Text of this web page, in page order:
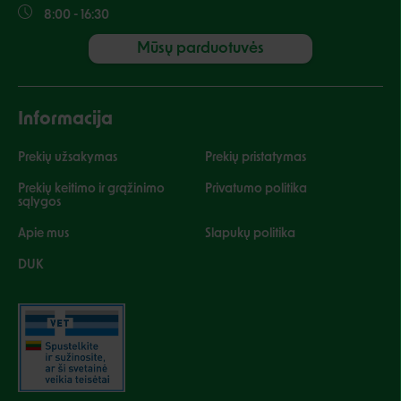
8:00 - 16:30
Mūsų parduotuvės
Informacija
Prekių užsakymas Prekių pristatymas
Prekių keitimo ir grąžinimo
sąlygos
Privatumo politika
Apie mus Slapukų politika
DUK